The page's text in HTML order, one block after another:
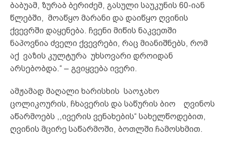
ბაბუამ, ზურაბ ბერიძემ, გასული საუკუნის 60-იან
წლებში, მოაწყო მარანი და დაიწყო ღვინის
ქვევრში დაყენება. ჩვენი მიწის ნაკვეთში
ნაპოვნია ძველი ქვევრები, რაც მიანიშნებს, რომ
აქ ვაზის კულტურა უხსოვარი დროიდან
არსებობდა.“ – გვიყვება ივერი.
ამჟამად მაღალი ხარისხის საოჯახო
ცოლიკოურის, ჩხავერის და საწურის ბიო ღვინოს
აწარმოებს ,,ივერის ვენახების“ სახელწოდებით,
ღვინის მცირე საწარმოში, ბოთლში ჩამოსხმით.